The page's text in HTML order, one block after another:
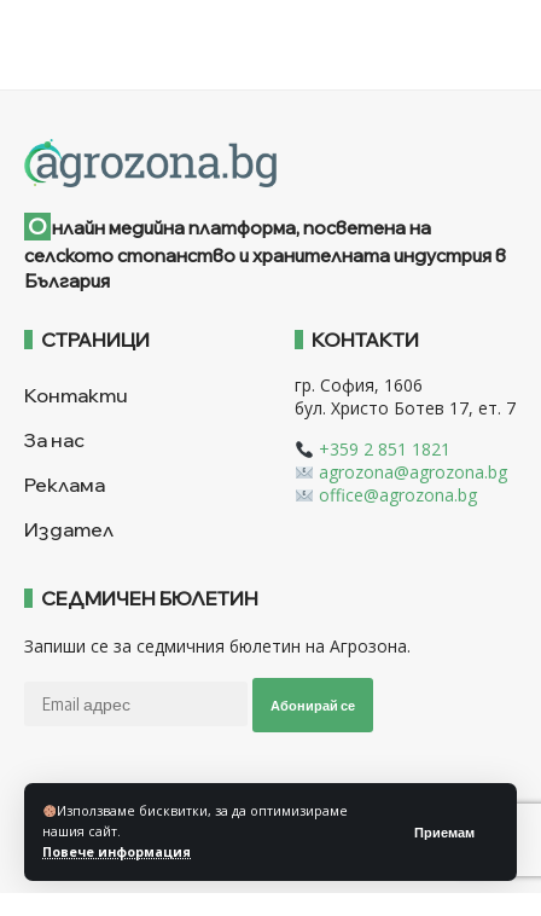
Използваме бисквитки, за да оптимизираме
нашия сайт.
Повече информация
Приемам
О нлайн медийна платформа, посветена на
селското стопанство и хранителната индустрия в
България
СТРАНИЦИ
Контакти
За нас
Реклама
Издател
КОНТАКТИ
гр. София, 1606
бул. Христо Ботев 17, ет. 7
+359 2 851 1821
agrozona@agrozona.bg
office@agrozona.bg
СЕДМИЧЕН БЮЛЕТИН
Запиши се за седмичния бюлетин на Агрозона.
Абонирай се
Последвайте ни